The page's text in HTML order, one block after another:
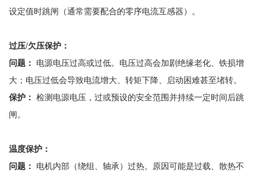
设定值时跳闸（通常需要配合的零序电流互感器）。
过压/欠压保护：
问题：
电源电压过高或过低。电压过高会加剧绝缘老化、铁损增
大；电压过低会导致电流增大、转矩下降、启动困难甚至堵转。
保护： 检测电源电压，过或预设的安全范围并持续一定时间后跳
闸。
温度保护：
问题：
电机内部（绕组、轴承）过热。原因可能是过载、散热不